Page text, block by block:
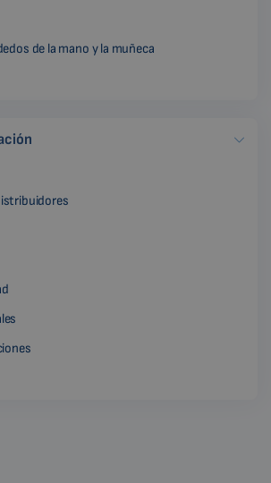
de la mano y la muñeca